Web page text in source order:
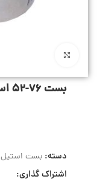
بست 76-52 استیل 316 عرض 13 میل
دسته: بست استیل 316
اشتراک گذاری: